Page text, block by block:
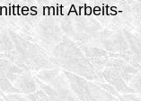
mit Arbeits-